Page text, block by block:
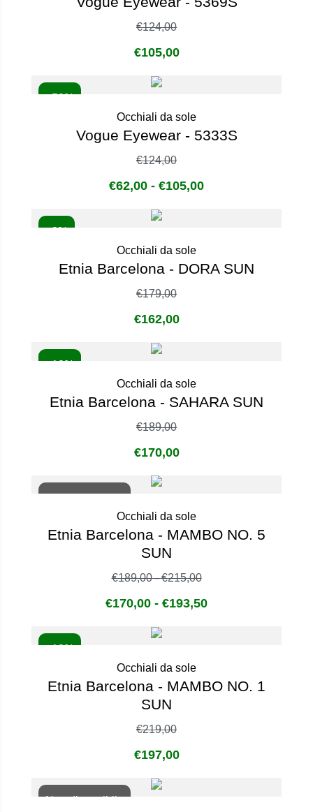
€124,00
€105,00
- 50%
Occhiali da sole
Vogue Eyewear - 5333S
€124,00
€62,00 - €105,00
- 9%
Occhiali da sole
Etnia Barcelona - DORA SUN
€179,00
€162,00
- 10%
Occhiali da sole
Etnia Barcelona - SAHARA SUN
€189,00
€170,00
Occhiali da sole
Etnia Barcelona - MAMBO NO. 5
SUN
€189,00-€215,00
€170,00 - €193,50
Occhiali da sole
Etnia Barcelona - MAMBO NO. 1
SUN
€219,00
€197,00
Non disponibile